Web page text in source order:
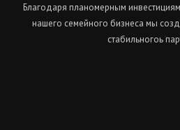
Благодаря планомерным
нашего семейного бизнеса мы
стабильногоь